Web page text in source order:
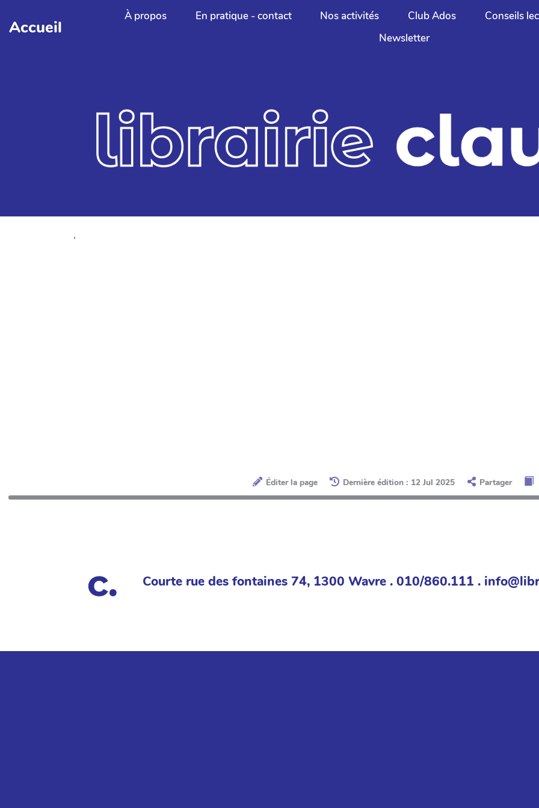
Aller au contenu principal
Accueil
À propos En pratique - contact Nos activités Club Ados
Conseils
Newsletter
,
Éditer la page Dernière édition : 12 Jul 2025 Partager
Courte rue des fontaines 74, 1300 Wavre . 010/860.111 .